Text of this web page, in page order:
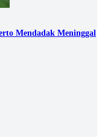
Mendadak Meninggal